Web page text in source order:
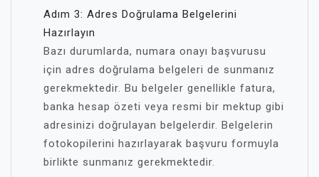
Adım 3: Adres Doğrulama Belgelerini
Hazırlayın
Bazı durumlarda, numara onayı başvurusu
için adres doğrulama belgeleri de sunmanız
gerekmektedir. Bu belgeler genellikle fatura,
banka hesap özeti veya resmi bir mektup gibi
adresinizi doğrulayan belgelerdir. Belgelerin
fotokopilerini hazırlayarak başvuru formuyla
birlikte sunmanız gerekmektedir.